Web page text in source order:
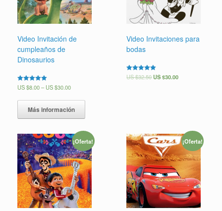
Video Invitación de
cumpleaños de
Dinosaurios
Valorado en
5.00
US $8.00– US $30.00
Más información
Video Invitaciones para
bodas
Valorado en
5.00
US $32.50US $30.00
¡Oferta! ¡Oferta!